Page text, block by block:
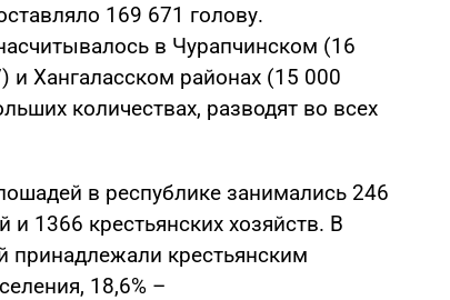
169 671 голову.
в Чурапчинском (16
и Хангаласском районах (15 000
количествах, разводят во всех
в республике занимались 246
и 1366 крестьянских хозяйств. В
принадлежали крестьянским
18,6% –